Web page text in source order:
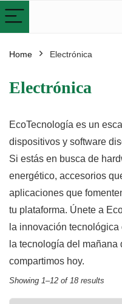
Home Electrónica
Electrónica
EcoTecnología es un
dispositivos y software
Si estás en busca de
energético, accesorios
aplicaciones que
tu plataforma. Únete a
la innovación
la tecnología del
compartimos hoy.
Showing 1–12 of 18 results